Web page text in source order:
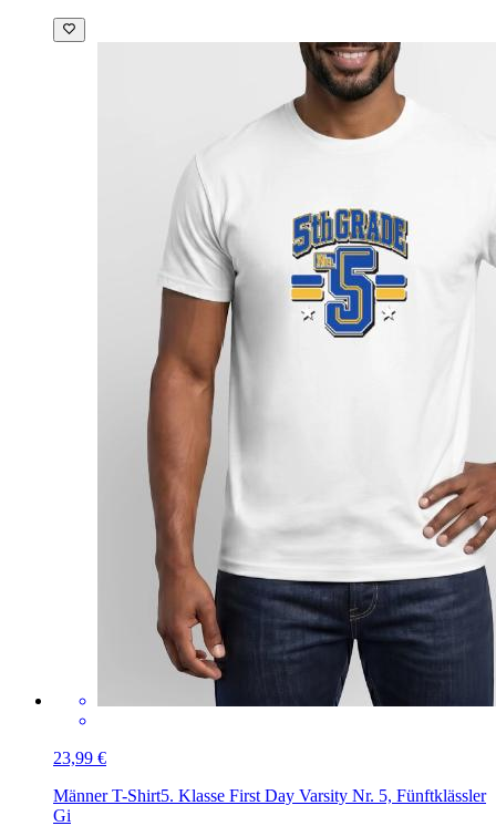
23,99 €
Männer T-Shirt5. Klasse First Day Varsity Nr. 5, Fünftklässler
Gi